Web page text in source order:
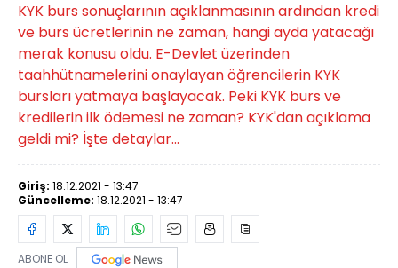
KYK burs sonuçlarının açıklanmasının ardından kredi
ve burs ücretlerinin ne zaman, hangi ayda yatacağı
merak konusu oldu. E-Devlet üzerinden
taahhütnamelerini onaylayan öğrencilerin KYK
bursları yatmaya başlayacak. Peki KYK burs ve
kredilerin ilk ödemesi ne zaman? KYK'dan açıklama
geldi mi? İşte detaylar...
Giriş: 18.12.2021 - 13:47
Güncelleme: 18.12.2021 - 13:47
ABONE OL